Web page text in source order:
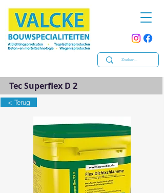
Tec Superflex D 2
< Terug